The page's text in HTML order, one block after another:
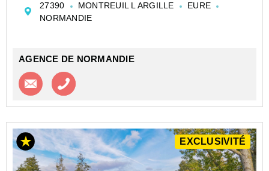
143 m² habitables séduira les amoureux des maisons
normand...
27390 MONTREUIL L ARGILLE
EURE
NORMANDIE
AGENCE DE NORMANDIE
Contacter l'agence
EXCLUSIVITÉ